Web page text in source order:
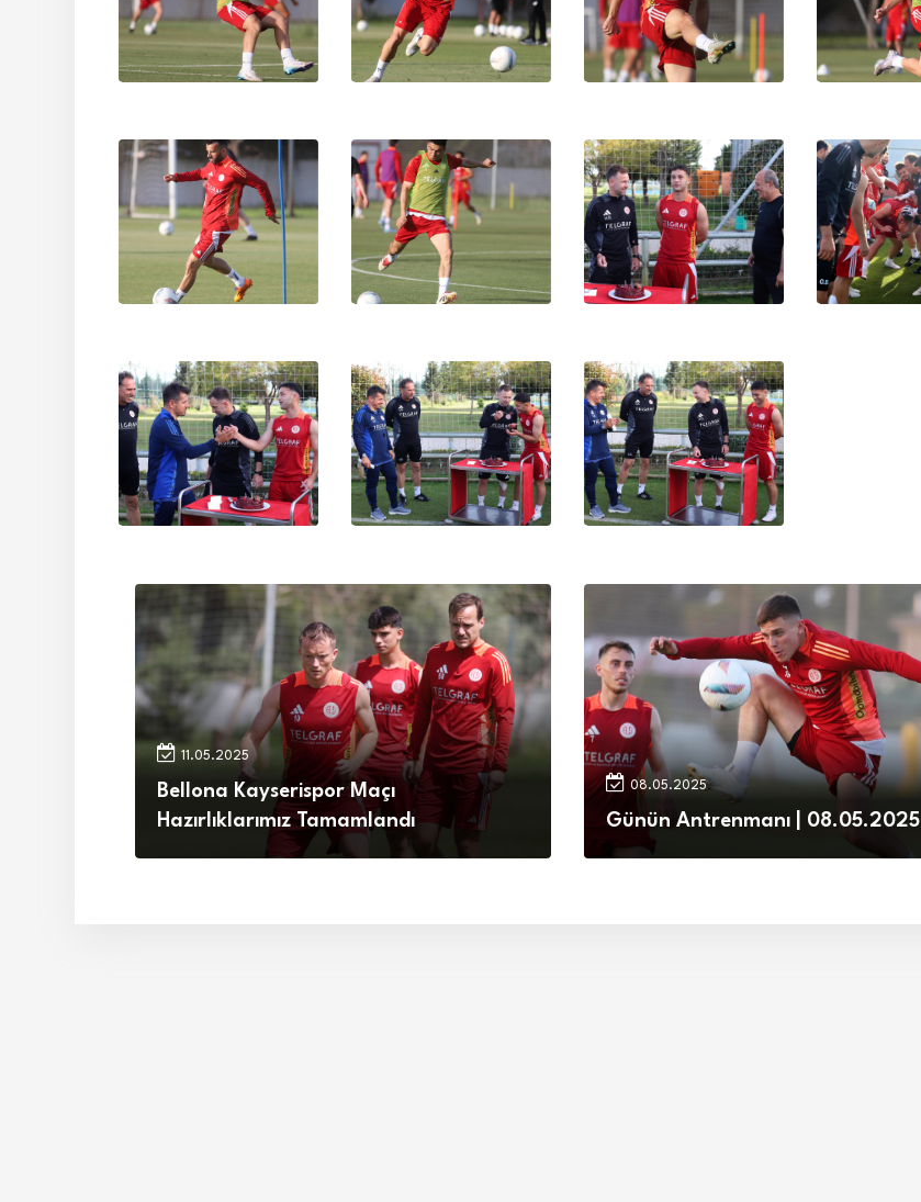
11.05.2025
Bellona Kayserispor Maçı
Hazırlıklarımız Tamamlandı
08.05.2025
Günün Antrenmanı | 08.05.2025